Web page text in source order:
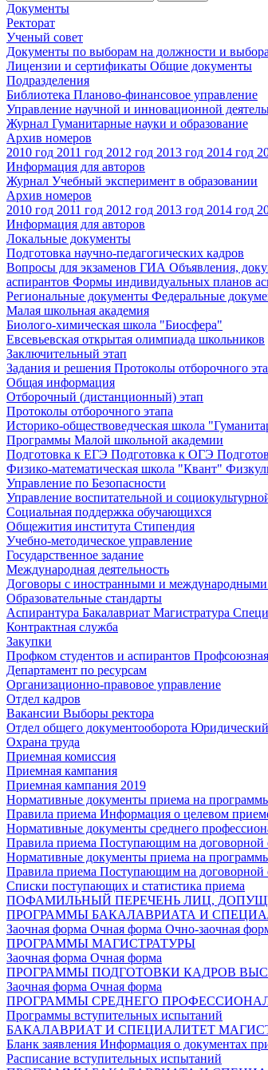
Документы
Ректорат
Ученый совет
Документы по выборам на должности и
Лицензии и сертификаты Общие документы
Подразделения
Библиотека Планово-финансовое управление
Управление научной и инновационной
Журнал Гуманитарные науки и образование
Архив номеров
2010 год 2011 год 2012 год 2013 год 2014 год
Информация для авторов
Журнал Учебный эксперимент в образовании
Архив номеров
2010 год 2011 год 2012 год 2013 год 2014 год
Информация для авторов
Локальные документы
Подготовка научно-педагогических кадров
Вопросы для экзаменов ГИА Объявления,
аспирантов Формы индивидуальных планов
Региональные документы Федеральные
Малая школьная академия
Биолого-химическая школа "Биосфера"
Евсевьевская открытая олимпиада школьников
Заключительный этап
Задания и решения Протоколы отборочного
Общая информация
Отборочный (дистанционный) этап
Протоколы отборочного этапа
Историко-обществоведческая школа
Программы Малой школьной академии
Подготовка к ЕГЭ Подготовка к ОГЭ
Физико-математическая школа "Квант"
Управление по Безопасности
Управление воспитательной и
Социальная поддержка обучающихся
Общежития института Стипендия
Учебно-методическое управление
Государственное задание
Международная деятельность
Договоры с иностранными и международными
Образовательные стандарты
Аспирантура Бакалавриат Магистратура
Контрактная служба
Закупки
Профком студентов и аспирантов Профсоюзная
Департамент по ресурсам
Организационно-правовое управление
Отдел кадров
Вакансии Выборы ректора
Отдел общего документооборота Юридический
Охрана труда
Приемная комиссия
Приемная кампания
Приемная кампания 2019
Нормативные документы приема на
Правила приема Информация о целевом
Нормативные документы среднего
Правила приема Поступающим на договорной
Нормативные документы приема на
Правила приема Поступающим на договорной
Списки поступающих и статистика приема
ПОФАМИЛЬНЫЙ ПЕРЕЧЕНЬ ЛИЦ,
ПРОГРАММЫ БАКАЛАВРИАТА И
Заочная форма Очная форма Очно-заочная
ПРОГРАММЫ МАГИСТРАТУРЫ
Заочная форма Очная форма
ПРОГРАММЫ ПОДГОТОВКИ КАДРОВ
Заочная форма Очная форма
ПРОГРАММЫ СРЕДНЕГО
Программы вступительных испытаний
БАКАЛАВРИАТ И СПЕЦИАЛИТЕТ
Бланк заявления Информация о документах
Расписание вступительных испытаний